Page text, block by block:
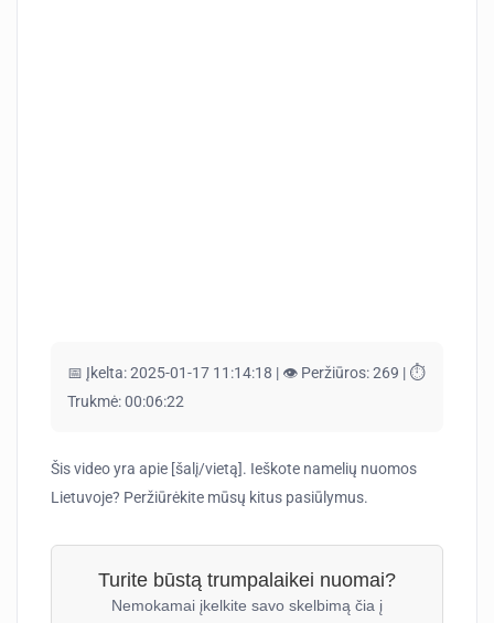
📅 Įkelta:2025-01-17 11:14:18 | 👁️ Peržiūros:269 | ⏱️
Trukmė:00:06:22
Šis video yra apie [šalį/vietą]. Ieškote namelių nuomos
Lietuvoje? Peržiūrėkite mūsų kitus pasiūlymus.
Turite būstą trumpalaikei nuomai?
Nemokamai įkelkite savo skelbimą čia į